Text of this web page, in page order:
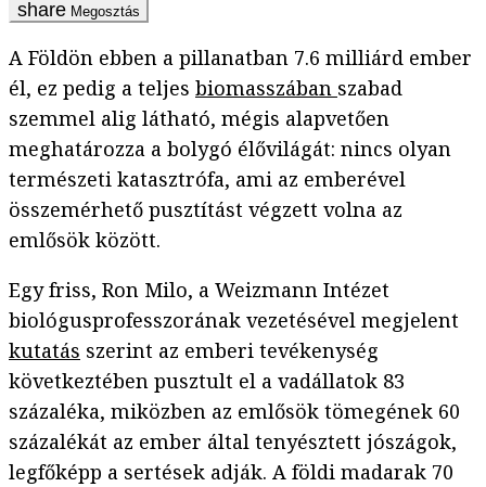
Megosztás
A Földön ebben a pillanatban 7.6 milliárd ember
él, ez pedig a teljes biomasszában szabad
szemmel alig látható, mégis alapvetően
meghatározza a bolygó élővilágát: nincs olyan
természeti katasztrófa, ami az emberével
összemérhető pusztítást végzett volna az
emlősök között.
Egy friss, Ron Milo, a Weizmann Intézet
biológusprofesszorának vezetésével megjelent
kutatás szerint az emberi tevékenység
következtében pusztult el a vadállatok 83
százaléka, miközben az emlősök tömegének 60
százalékát az ember által tenyésztett jószágok,
legfőképp a sertések adják. A földi madarak 70